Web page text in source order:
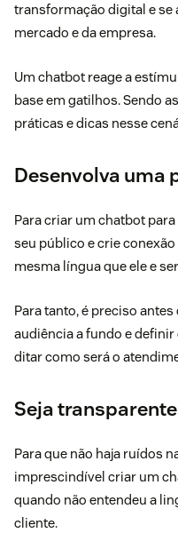
transformação digital e se
mercado e da empresa.
Um chatbot reage a
base em gatilhos. Sendo
práticas e dicas nesse
Desenvolva uma
Para criar um chatbot
seu público e crie
mesma língua que ele e
Para tanto, é preciso
audiência a fundo e definir
ditar como será o
Seja transparente
Para que não haja ruídos
imprescindível criar um
quando não entendeu a
cliente.